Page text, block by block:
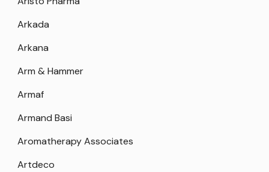
Arkada
Arkana
Arm & Hammer
Armaf
Armand Basi
Aromatherapy Associates
Artdeco